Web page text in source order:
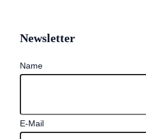
Newsletter
Name
E-Mail